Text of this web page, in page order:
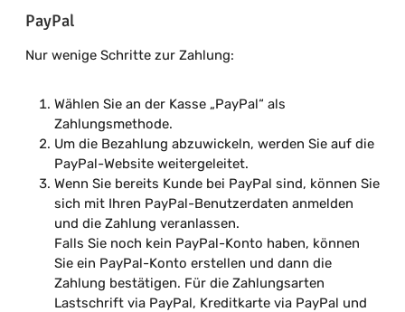
PayPal
Nur wenige Schritte zur Zahlung:
Wählen Sie an der Kasse „PayPal“ als
Zahlungsmethode.
Um die Bezahlung abzuwickeln, werden Sie auf die
PayPal-Website weitergeleitet.
Wenn Sie bereits Kunde bei PayPal sind, können Sie
sich mit Ihren PayPal-Benutzerdaten anmelden
und die Zahlung veranlassen.
Falls Sie noch kein PayPal-Konto haben, können
Sie ein PayPal-Konto erstellen und dann die
Zahlung bestätigen. Für die Zahlungsarten
Lastschrift via PayPal, Kreditkarte via PayPal und